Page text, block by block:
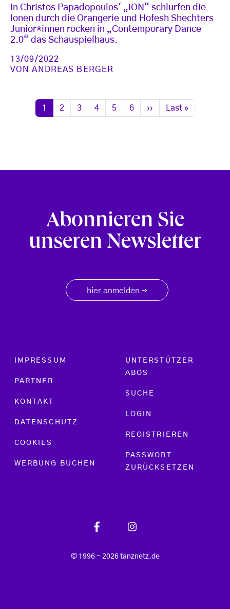
In Christos Papadopoulos' „ION“ schlurfen die
Ionen durch die Orangerie und Hofesh Shechters
Junior*innen rocken in „Contemporary Dance
2.0“ das Schauspielhaus.
13/09/2022
VONANDREAS BERGER
Seitennummerierung
Seite
1 Seite
2 Seite
3 Seite
4 Seite
5 Seite
6 Nächste Seite
›› Letzte Seite
Last »
Abonnieren Sie
unseren Newsletter
hier anmelden →
Footer menu
IMPRESSUM
PARTNER
KONTAKT
DATENSCHUTZ
COOKIES
WERBUNG BUCHEN
UNTERSTÜTZER
ABOS
SUCHE
LOGIN
REGISTRIEREN
PASSWORT
ZURÜCKSETZEN
© 1996 - 2026 tanznetz.de